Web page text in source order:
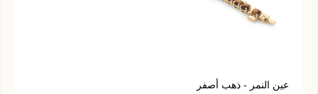
عين النمر - ذهب أصفر